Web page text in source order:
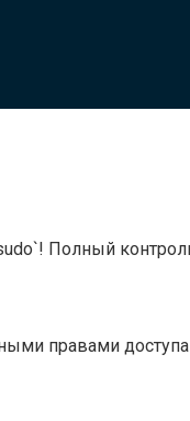
Полный
правами